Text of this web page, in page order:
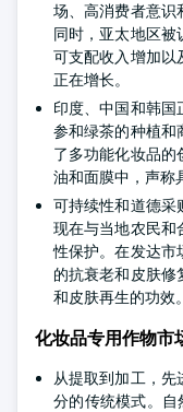
场、高消费者意识
同时，亚太地区被
可支配收入增加以
正在增长。
印度、中国和韩国
参和绿茶的种植和
了多功能化妆品的
油和面膜中，声称
可持续性和道德采
现在与当地农民和
性保护。在发达市
的抗衰老和皮肤修
和皮肤再生的功效。
化妆品专用作物市
从提取到加工，
分的传统模式。自